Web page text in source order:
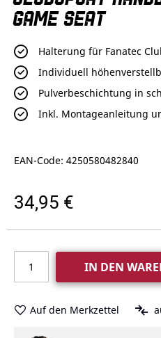
GAME SEAT
Halterung für Fanatec
Individuell
Pulverbeschichtung in
Inkl. Montageanleitung
34,95 €
IN DEN
Auf den Merkzettel
EAN-Code: 4250580482840
springen